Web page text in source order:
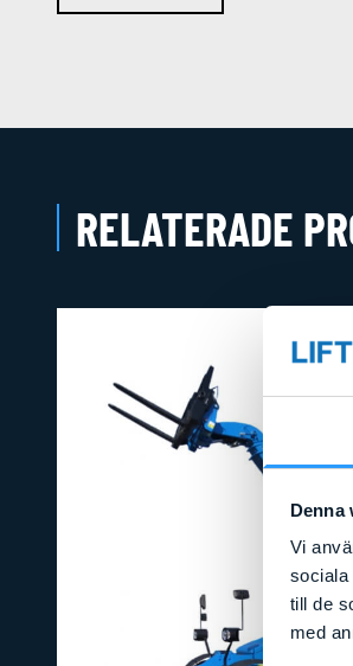
Denna
Vi
sociala
till de
med
RELATERADE